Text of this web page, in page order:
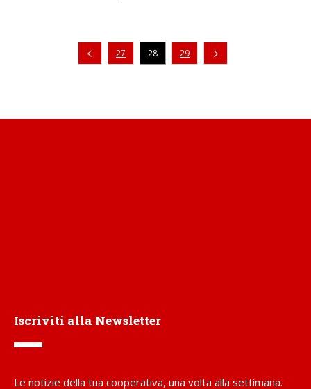
Pagina precedente
27 28 29
Iscriviti alla Newsletter
Le notizie della tua cooperativa, una volta alla settimana.